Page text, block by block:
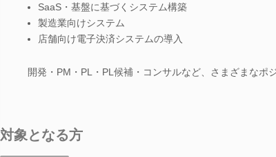
SaaS・基盤に基づくシステム構築
製造業向けシステム
店舗向け電子決済システムの導入
開発・PM・PL・PL候補・コンサルなど、さまざまなポ
対象となる方